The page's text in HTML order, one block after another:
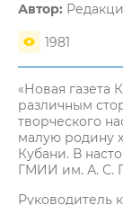
Автор:
1981
«Новая газета
различным
творческого
малую родину
Кубани. В
ГМИИ им. А. С.
Руководитель